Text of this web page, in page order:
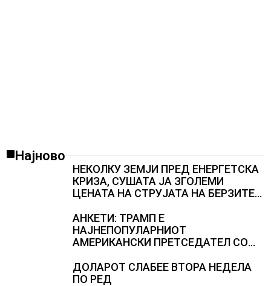
Најново
НЕКОЛКУ ЗЕМЈИ ПРЕД ЕНЕРГЕТСКА
КРИЗА, СУШАТА ЈА ЗГОЛЕМИ
ЦЕНАТА НА СТРУЈАТА НА БЕРЗИТЕ
АНКЕТИ: ТРАМП Е
НАЈНЕПОПУЛАРНИОТ
АМЕРИКАНСКИ ПРЕТСЕДАТЕЛ СО
резултатите од последните анкети
ДОЛАРОТ СЛАБЕЕ ВТОРА НЕДЕЛА
ПО РЕД